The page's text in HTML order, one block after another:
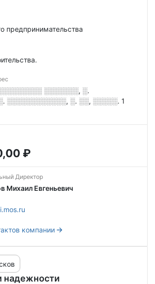
предпринимательства
░░░░░░░, ░.
░░░░░░░░░░░░, ░. ░░, ░░░░░. 1
₽
Директор
Михаил Евгеньевич
компании
надежности